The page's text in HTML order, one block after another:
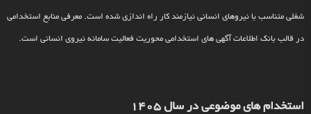
شغلی متناسب با نیروهای انسانی نیازمند کار راه اندازی شده است. معرفی منابع استخدامی
در قالب بانک اطلاعات آگهی های استخدامی محوریت فعالیت سامانه نیروی انسانی است.
استخدام های موضوعی در سال 1405